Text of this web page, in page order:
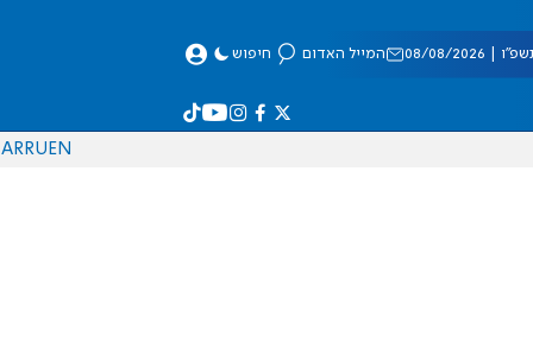
08/2026 המייל האדום חיפוש
EN
RU
AR